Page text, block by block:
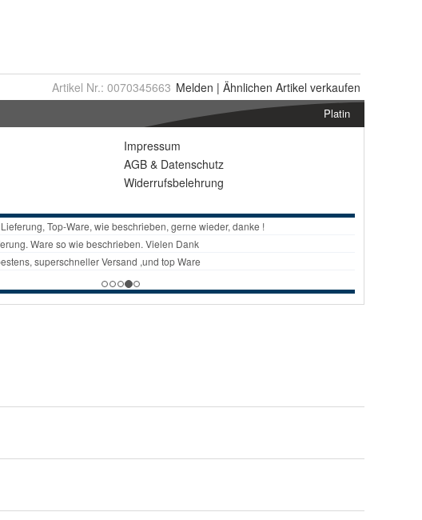
Artikel Nr.: 0070345663 Melden | Ähnlichen Artikel verkaufen
Platin
Impressum
AGB & Datenschutz
Widerrufsbelehrung